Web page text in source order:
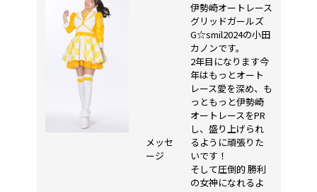
メッセ
ージ
伊勢崎オートレース
グリッドガールズ
G☆smil2024の小田
カノンです。
2年目になります今
年はもっとオート
レース愛を深め、も
っともっと伊勢崎
オートレースをPR
し、盛り上げられ
るように頑張りた
いです！
そして圧倒的 勝利
の女神になれるよ